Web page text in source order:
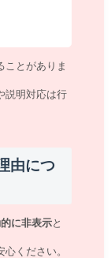
ことがありま
説明対応は行
由につ
に非表示と
ください。